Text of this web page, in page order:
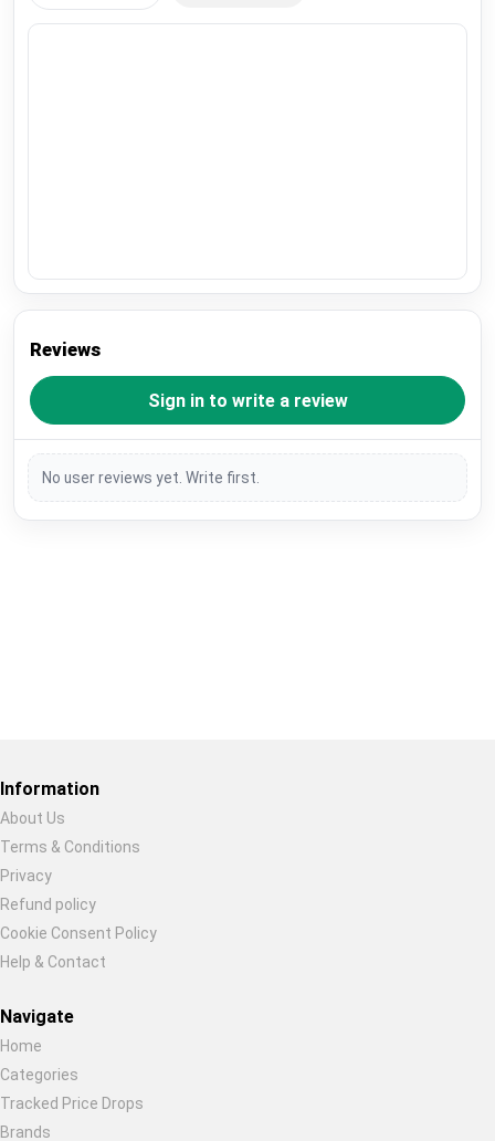
Reviews
Sign in to write a review
No user reviews yet. Write first.
Information
About Us
Terms & Conditions
Privacy
Refund policy
Cookie Consent Policy
Help & Contact
Navigate
Home
Categories
Tracked Price Drops
Brands